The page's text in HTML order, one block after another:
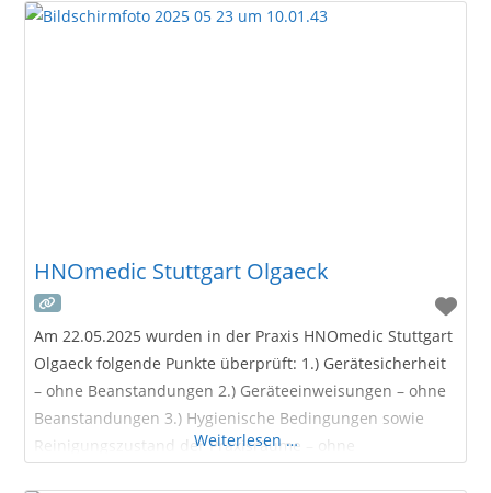
HNOmedic Stuttgart Olgaeck
Am 22.05.2025 wurden in der Praxis HNOmedic Stuttgart
Olgaeck folgende Punkte überprüft: 1.) Gerätesicherheit
– ohne Beanstandungen 2.) Geräteeinweisungen – ohne
Beanstandungen 3.) Hygienische Bedingungen sowie
Reinigungszustand der Praxisräume – ohne
Weiterlesen …